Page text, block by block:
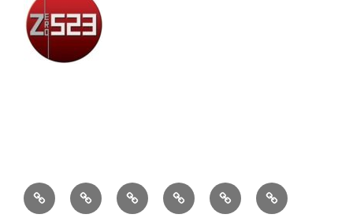
AttualitàCronacaPolitica EconomiaCultura Sport